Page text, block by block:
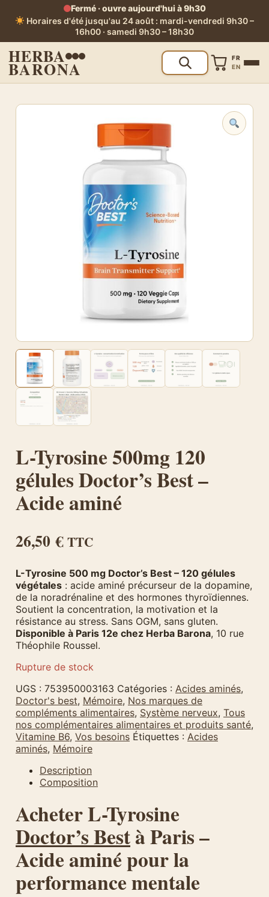
Fermé · ouvre aujourd'hui à 9h30
Horaires d'été jusqu'au 24 août : mardi-vendredi 9h30 –
16h00 · samedi 9h30 – 18h30
HERBA
BARONA
FR
EN
L-Tyrosine 500mg 120
gélules Doctor’s Best –
Acide aminé
26,50€TTC
L-Tyrosine 500 mg Doctor’s Best – 120 gélules
végétales : acide aminé précurseur de la dopamine,
de la noradrénaline et des hormones thyroïdiennes.
Soutient la concentration, la motivation et la
résistance au stress. Sans OGM, sans gluten.
Disponible à Paris 12e chez Herba Barona, 10 rue
Théophile Roussel.
Rupture de stock
UGS : 753950003163 Catégories : Acides aminés,
Doctor's best, Mémoire, Nos marques de
compléments alimentaires, Système nerveux, Tous
nos complémentaires alimentaires et produits santé,
Vitamine B6, Vos besoins Étiquettes : Acides
aminés, Mémoire
Description
Composition
Acheter L-Tyrosine
Doctor’s Bestà Paris –
Acide aminé pour la
performance mentale